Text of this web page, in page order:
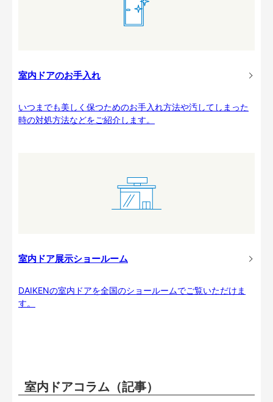
室内ドアのお手入れ
いつまでも美しく保つためのお手入れ方法や汚してしまった
時の対処方法などをご紹介します。
室内ドア展示ショールーム
DAIKENの室内ドアを全国のショールームでご覧いただけま
す。
室内ドアコラム（記事）